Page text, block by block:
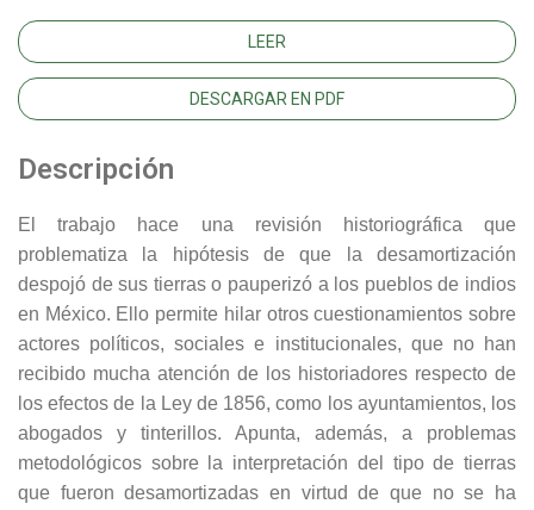
LEER
DESCARGAR EN PDF
Descripción
El trabajo hace una revisión historiográfica que
problematiza la hipótesis de que la desamortización
despojó de sus tierras o pauperizó a los pueblos de indios
en México. Ello permite hilar otros cuestionamientos sobre
actores políticos, sociales e institucionales, que no han
recibido mucha atención de los historiadores respecto de
los efectos de la Ley de 1856, como los ayuntamientos, los
abogados y tinterillos. Apunta, además, a problemas
metodológicos sobre la interpretación del tipo de tierras
que fueron desamortizadas en virtud de que no se ha